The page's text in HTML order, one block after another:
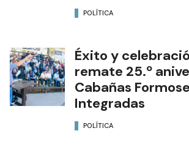
POLÍTICA
Éxito y
remate 25.º
Cabañas
Integradas
POLÍTICA